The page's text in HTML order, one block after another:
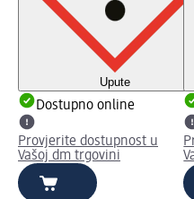
Upute
Dostupno online
Provjerite dostupnost u
Vašoj dm trgovini